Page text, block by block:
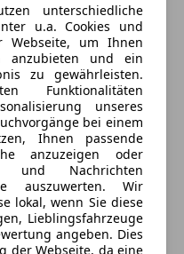
unterschiedliche
u.a. Cookies und
Webseite, um Ihnen
anzubieten und ein
zu gewährleisten.
Funktionalitäten
unseres
bei einem
Ihnen passende
anzuzeigen oder
und Nachrichten
auszuwerten. Wir
lokal, wenn Sie diese
Lieblingsfahrzeuge
angeben. Dies
der Webseite, da eine